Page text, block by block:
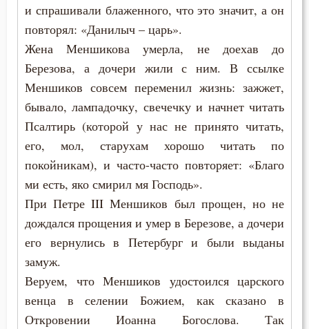
и спрашивали блаженного, что это значит, а он
повторял: «Данилыч – царь».
Жена Меншикова умерла, не доехав до
Березова, а дочери жили с ним. В ссылке
Меншиков совсем переменил жизнь: зажжет,
бывало, лампадочку, свечечку и начнет читать
Псалтирь (которой у нас не принято читать,
его, мол, старухам хорошо читать по
покойникам), и часто-часто повторяет: «Благо
ми есть, яко смирил мя Господь».
При Петре III Меншиков был прощен, но не
дождался прощения и умер в Березове, а дочери
его вернулись в Петербург и были выданы
замуж.
Веруем, что Меншиков удостоился царского
венца в селении Божием, как сказано в
Откровении Иоанна Богослова. Так